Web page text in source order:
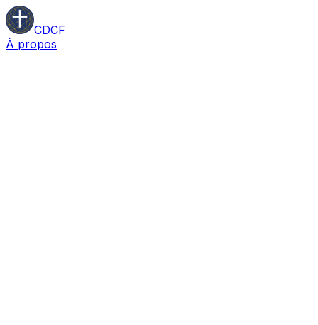
CDCF
À propos